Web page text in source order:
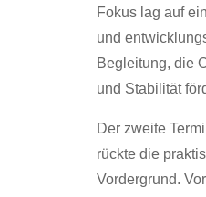
Fokus lag auf
und
Begleitung, die
und Stabilität
Der zweite
rückte die
Vordergrund.